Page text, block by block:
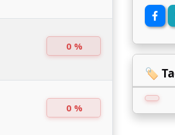
0 %
0 %
🏷️